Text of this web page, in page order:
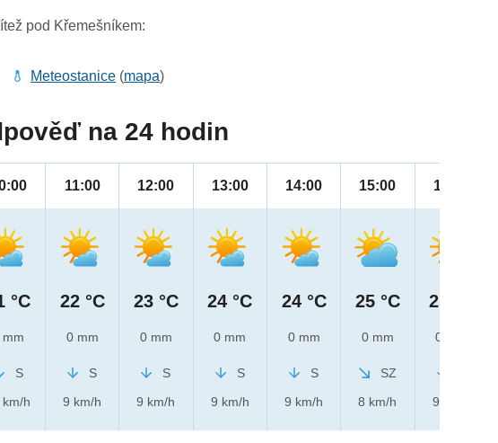
pod Křemešníkem:
Meteostanice (mapa)
na 24 hodin
°C
mm
S
km/h
11:00
22 °C
0 mm
S
9 km/h
12:00
23 °C
0 mm
S
9 km/h
13:00
24 °C
0 mm
S
9 km/h
14:00
24 °C
0 mm
S
9 km/h
15:00
25 °C
0 mm
SZ
8 km/h
16:00
25 °C
0 mm
9 km/h